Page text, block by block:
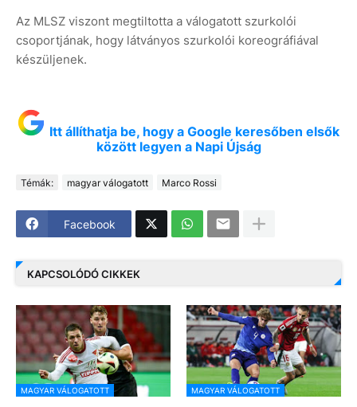
Az MLSZ viszont megtiltotta a válogatott szurkolói
csoportjának, hogy látványos szurkolói koreográfiával
készüljenek.
Itt állíthatja be, hogy a Google keresőben elsők
között legyen a Napi Újság
Témák: magyar válogatott Marco Rossi
Facebook
KAPCSOLÓDÓ CIKKEK
MAGYAR VÁLOGATOTT MAGYAR VÁLOGATOTT